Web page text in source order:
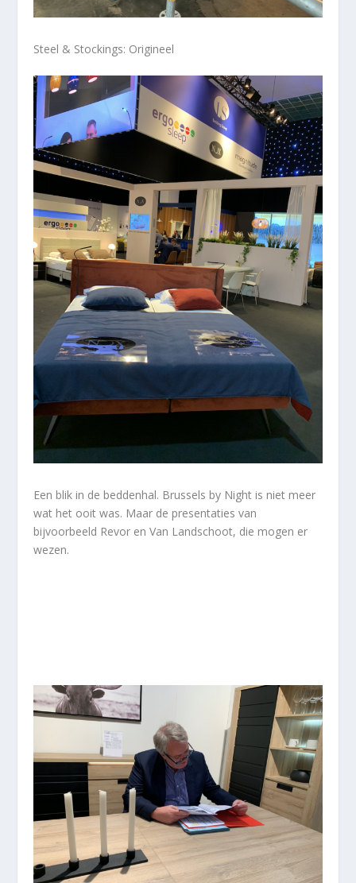
Steel & Stockings: Origineel
Een blik in de beddenhal. Brussels by Night is niet meer
wat het ooit was. Maar de presentaties van
bijvoorbeeld Revor en Van Landschoot, die mogen er
wezen.